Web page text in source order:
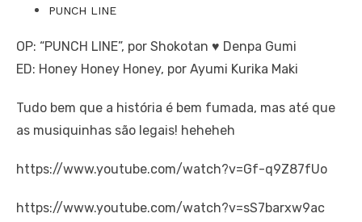
PUNCH LINE
OP: “PUNCH LINE”, por Shokotan ♥ Denpa Gumi
ED: Honey Honey Honey, por Ayumi Kurika Maki
Tudo bem que a história é bem fumada, mas até que
as musiquinhas são legais! heheheh
https://www.youtube.com/watch?v=Gf-q9Z87fUo
https://www.youtube.com/watch?v=sS7barxw9ac